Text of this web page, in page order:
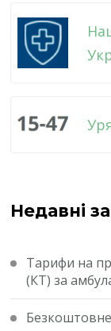
Недавні
Тарифи на
(КТ) за
Безкоштовне